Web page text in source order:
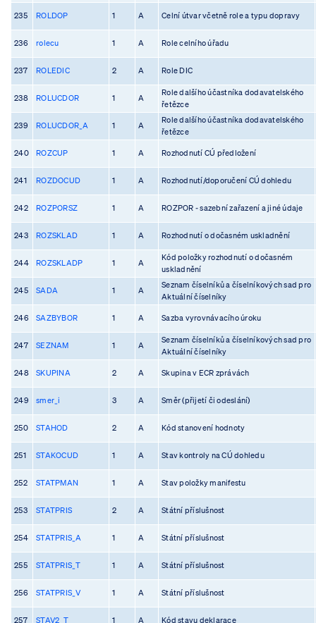
235 ROLDOP 1 A Celní útvar včetně role a typu dopravy
236 rolecu 1 A Role celního úřadu
237 ROLEDIC 2 A Role DIC
238 ROLUCDOR 1 A
Role dalšího účastníka dodavatelského
řetězce
239 ROLUCDOR_A 1 A
Role dalšího účastníka dodavatelského
řetězce
240 ROZCUP 1 A Rozhodnutí CÚ předložení
241 ROZDOCUD 1 A Rozhodnutí/doporučení CÚ dohledu
242 ROZPORSZ 1 A ROZPOR - sazební zařazení a jiné údaje
243 ROZSKLAD 1 A Rozhodnutí o dočasném uskladnění
244 ROZSKLADP 1 A
Kód položky rozhodnutí o dočasném
uskladnění
245 SADA 1 A
Seznam číselníků a číselníkových sad pro
Aktuální číselníky
246 SAZBYBOR 1 A Sazba vyrovnávacího úroku
247 SEZNAM 1 A
Seznam číselníků a číselníkových sad pro
Aktuální číselníky
248 SKUPINA 2 A Skupina v ECR zprávách
249 smer_i 3 A Směr (přijetí či odeslání)
250 STAHOD 2 A Kód stanovení hodnoty
251 STAKOCUD 1 A Stav kontroly na CÚ dohledu
252 STATPMAN 1 A Stav položky manifestu
253 STATPRIS 2 A Státní příslušnost
254 STATPRIS_A 1 A Státní příslušnost
255 STATPRIS_T 1 A Státní příslušnost
256 STATPRIS_V 1 A Státní příslušnost
257 STAV2_T 1 A Kód stavu deklarace